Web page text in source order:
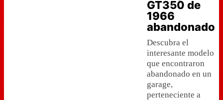
GT350 de
1966
abandonado
Descubra el
interesante modelo
que encontraron
abandonado en un
garage,
perteneciente a